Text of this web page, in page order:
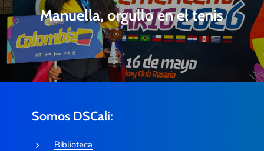
Manuella, orgullo en el tenis
Somos DSCali:
Biblioteca